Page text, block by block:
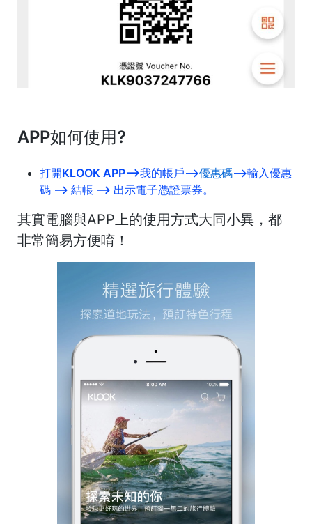
APP如何使用?
打開KLOOK APP–>我的帳戶–>優惠碼–>輸入優惠
碼 –> 結帳 –> 出示電子憑證票券。
其實電腦與APP上的使用方式大同小異，都
非常簡易方便唷！